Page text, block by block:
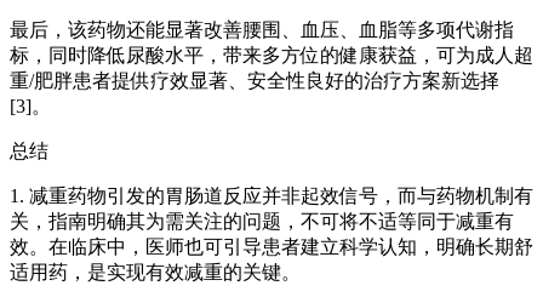
最后，该药物还能显著改善腰围、血压、血脂等多项代谢指
标，同时降低尿酸水平，带来多方位的健康获益，可为成人超
重/肥胖患者提供疗效显著、安全性良好的治疗方案新选择
[3]。
总结
1. 减重药物引发的胃肠道反应并非起效信号，而与药物机制有
关，指南明确其为需关注的问题，不可将不适等同于减重有
效。在临床中，医师也可引导患者建立科学认知，明确长期舒
适用药，是实现有效减重的关键。